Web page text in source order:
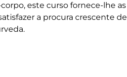
este curso fornece-lhe as
a procura crescente de